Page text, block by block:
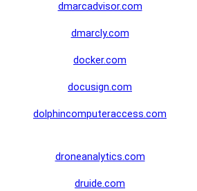
dmarcadvisor.com
dmarcly.com
docker.com
docusign.com
dolphincomputeraccess.com
droneanalytics.com
druide.com